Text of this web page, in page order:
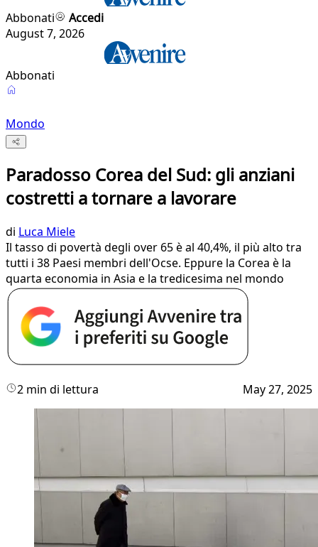
Abbonati
Accedi
August 7, 2026
Abbonati
Mondo
Paradosso Corea del Sud: gli anziani
costretti a tornare a lavorare
di Luca Miele
Il tasso di povertà degli over 65 è al 40,4%, il più alto tra
tutti i 38 Paesi membri dell'Ocse. Eppure la Corea è la
quarta economia in Asia e la tredicesima nel mondo
2 min di lettura May 27, 2025